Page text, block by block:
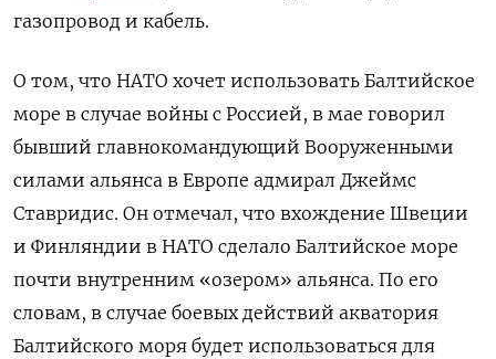
газопровод и кабель.
О том, что НАТО хочет использовать Балтийское
море в случае войны с Россией, в мае говорил
бывший главнокомандующий Вооруженными
силами альянса в Европе адмирал Джеймс
Ставридис. Он отмечал, что вхождение Швеции
и Финляндии в НАТО сделало Балтийское море
почти внутренним «озером» альянса. По его
словам, в случае боевых действий акватория
Балтийского моря будет использоваться для